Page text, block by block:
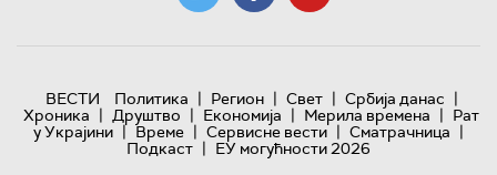
ВЕСТИ Политика | Регион | Свет | Србија данас |
Хроника | Друштво | Економија | Мерила времена | Рат
у Украјини | Време | Сервисне вести | Сматрачница |
Подкаст | ЕУ могућности 2026